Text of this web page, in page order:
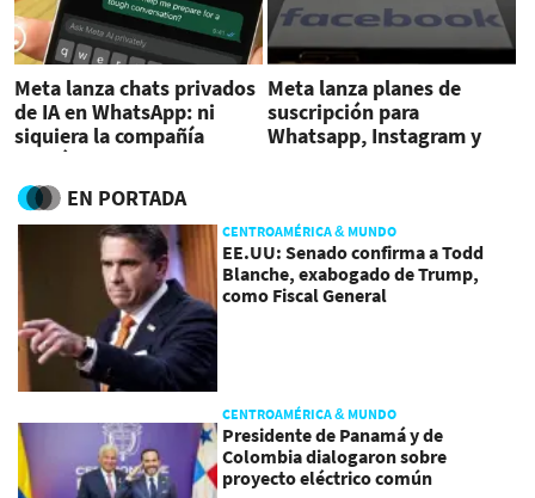
Meta lanza chats privados
de IA en WhatsApp: ni
siquiera la compañía
podrá leer las
conversaciones
Meta lanza planes de
suscripción para
Whatsapp, Instagram y
EN PORTADA
CENTROAMÉRICA & MUNDO
EE.UU: Senado confirma a Todd
Blanche, exabogado de Trump,
como Fiscal General
CENTROAMÉRICA & MUNDO
Presidente de Panamá y de
Colombia dialogaron sobre
proyecto eléctrico común